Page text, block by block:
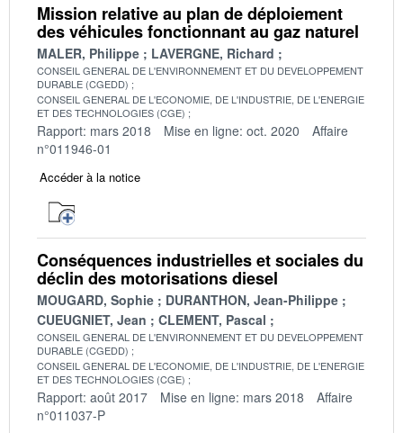
Mission relative au plan de déploiement
des véhicules fonctionnant au gaz naturel
MALER, Philippe LAVERGNE, Richard
CONSEIL GENERAL DE L'ENVIRONNEMENT ET DU DEVELOPPEMENT
DURABLE (CGEDD)
CONSEIL GENERAL DE L'ECONOMIE, DE L'INDUSTRIE, DE L'ENERGIE
ET DES TECHNOLOGIES (CGE)
Rapport: mars 2018 Mise en ligne: oct. 2020
Affaire
n°011946-01
Accéder à la notice
Conséquences industrielles et sociales du
déclin des motorisations diesel
MOUGARD, Sophie
DURANTHON, Jean-Philippe
CUEUGNIET, Jean
CLEMENT, Pascal
CONSEIL GENERAL DE L'ENVIRONNEMENT ET DU DEVELOPPEMENT
DURABLE (CGEDD)
CONSEIL GENERAL DE L'ECONOMIE, DE L'INDUSTRIE, DE L'ENERGIE
ET DES TECHNOLOGIES (CGE)
Rapport: août 2017 Mise en ligne: mars 2018
Affaire
n°011037-P